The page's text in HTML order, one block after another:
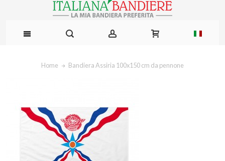
Home Bandiera Assiria 100x150 cm da pennone